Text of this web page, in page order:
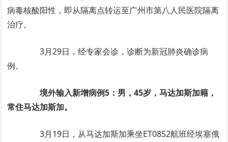
病毒核酸阳性，即从隔离点转运至广州市第八人民医院隔离
治疗。
3月29日，经专家会诊，诊断为新冠肺炎确诊病
例。
境外输入新增病例5：男，45岁，马达加斯加籍，
常住马达加斯加。
3月19日，从马达加斯加乘坐ET0852航班经埃塞俄